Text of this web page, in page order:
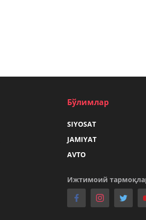
Бўлимлар
SIYOSAT
JAMIYAT
AVTO
Ижтимоий